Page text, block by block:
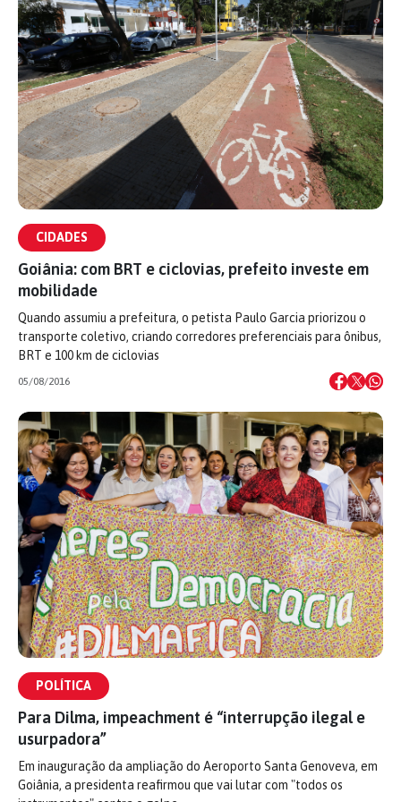
CIDADES
Goiânia: com BRT e ciclovias, prefeito investe em
mobilidade
Quando assumiu a prefeitura, o petista Paulo Garcia priorizou o
transporte coletivo, criando corredores preferenciais para ônibus,
BRT e 100 km de ciclovias
05/08/2016
POLÍTICA
Para Dilma, impeachment é “interrupção ilegal e
usurpadora”
Em inauguração da ampliação do Aeroporto Santa Genoveva, em
Goiânia, a presidenta reafirmou que vai lutar com "todos os